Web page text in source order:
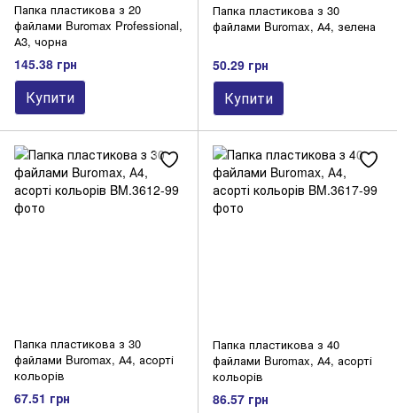
Папка пластикова з 20
файлами Buromax Professional,
А3, чорна
145.38 грн
Купити
Папка пластикова з 30
файлами Buromax, А4, зелена
50.29 грн
Купити
Папка пластикова з 30
файлами Buromax, А4, асорті
кольорів
67.51 грн
Папка пластикова з 40
файлами Buromax, А4, асорті
кольорів
86.57 грн